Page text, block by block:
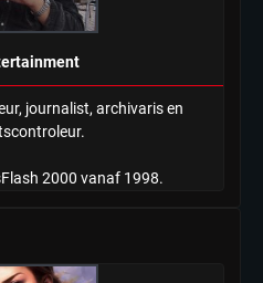
journalist, archivaris en
2000 vanaf 1998.